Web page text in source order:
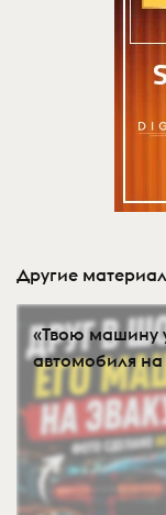
Другие
«Твою машину
автомобиля на